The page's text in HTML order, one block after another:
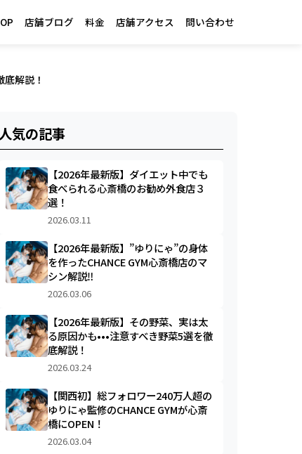
店舗ブログ 料金 店舗アクセス 問い合わせ
解説！
気の記事
【2026年最新版】ダイエット中でも
食べられる心斎橋のお勧め外食店３
選！
2026.03.11
【2026年最新版】”ゆりにゃ”の身体
を作ったCHANCE GYM心斎橋店のマ
シン解説‼︎
2026.03.06
【2026年最新版】その野菜、実は太
る原因かも•••注意すべき野菜5選を徹
底解説！
2026.03.24
【関西初】総フォロワー240万人超の
ゆりにゃ監修のCHANCE GYMが心斎
橋にOPEN！
2026.03.04